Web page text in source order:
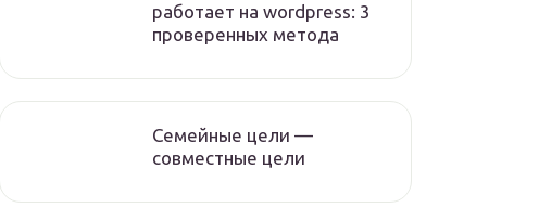
работает на wordpress: 3
проверенных метода
Семейные цели —
совместные цели